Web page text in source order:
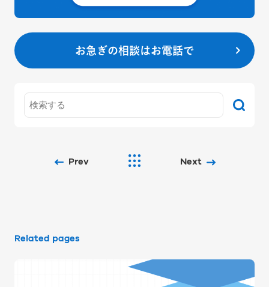
お急ぎの相談はお電話で
Prev Next
Related pages